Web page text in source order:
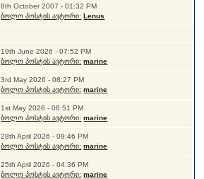
8th October 2007 - 01:32 PM
ბოლო პოსტის ავტორი: Lenus
19th June 2026 - 07:52 PM
ბოლო პოსტის ავტორი: marine
3rd May 2026 - 08:27 PM
ბოლო პოსტის ავტორი: marine
1st May 2026 - 08:51 PM
ბოლო პოსტის ავტორი: marine
28th April 2026 - 09:46 PM
ბოლო პოსტის ავტორი: marine
25th April 2026 - 04:36 PM
ბოლო პოსტის ავტორი: marine